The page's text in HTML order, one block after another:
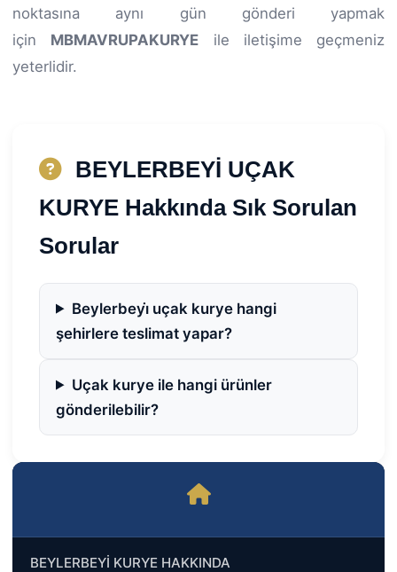
BEYLERBEYİ KURYE HAKKINDA
noktasına aynı gün gönderi yapmak
için MBMAVRUPAKURYE ile iletişime geçmeniz
yeterlidir.
BEYLERBEYİ UÇAK
KURYE Hakkında Sık Sorulan
Sorular
Beylerbeyi̇ uçak kurye hangi
şehirlere teslimat yapar?
Uçak kurye ile hangi ürünler
gönderilebilir?